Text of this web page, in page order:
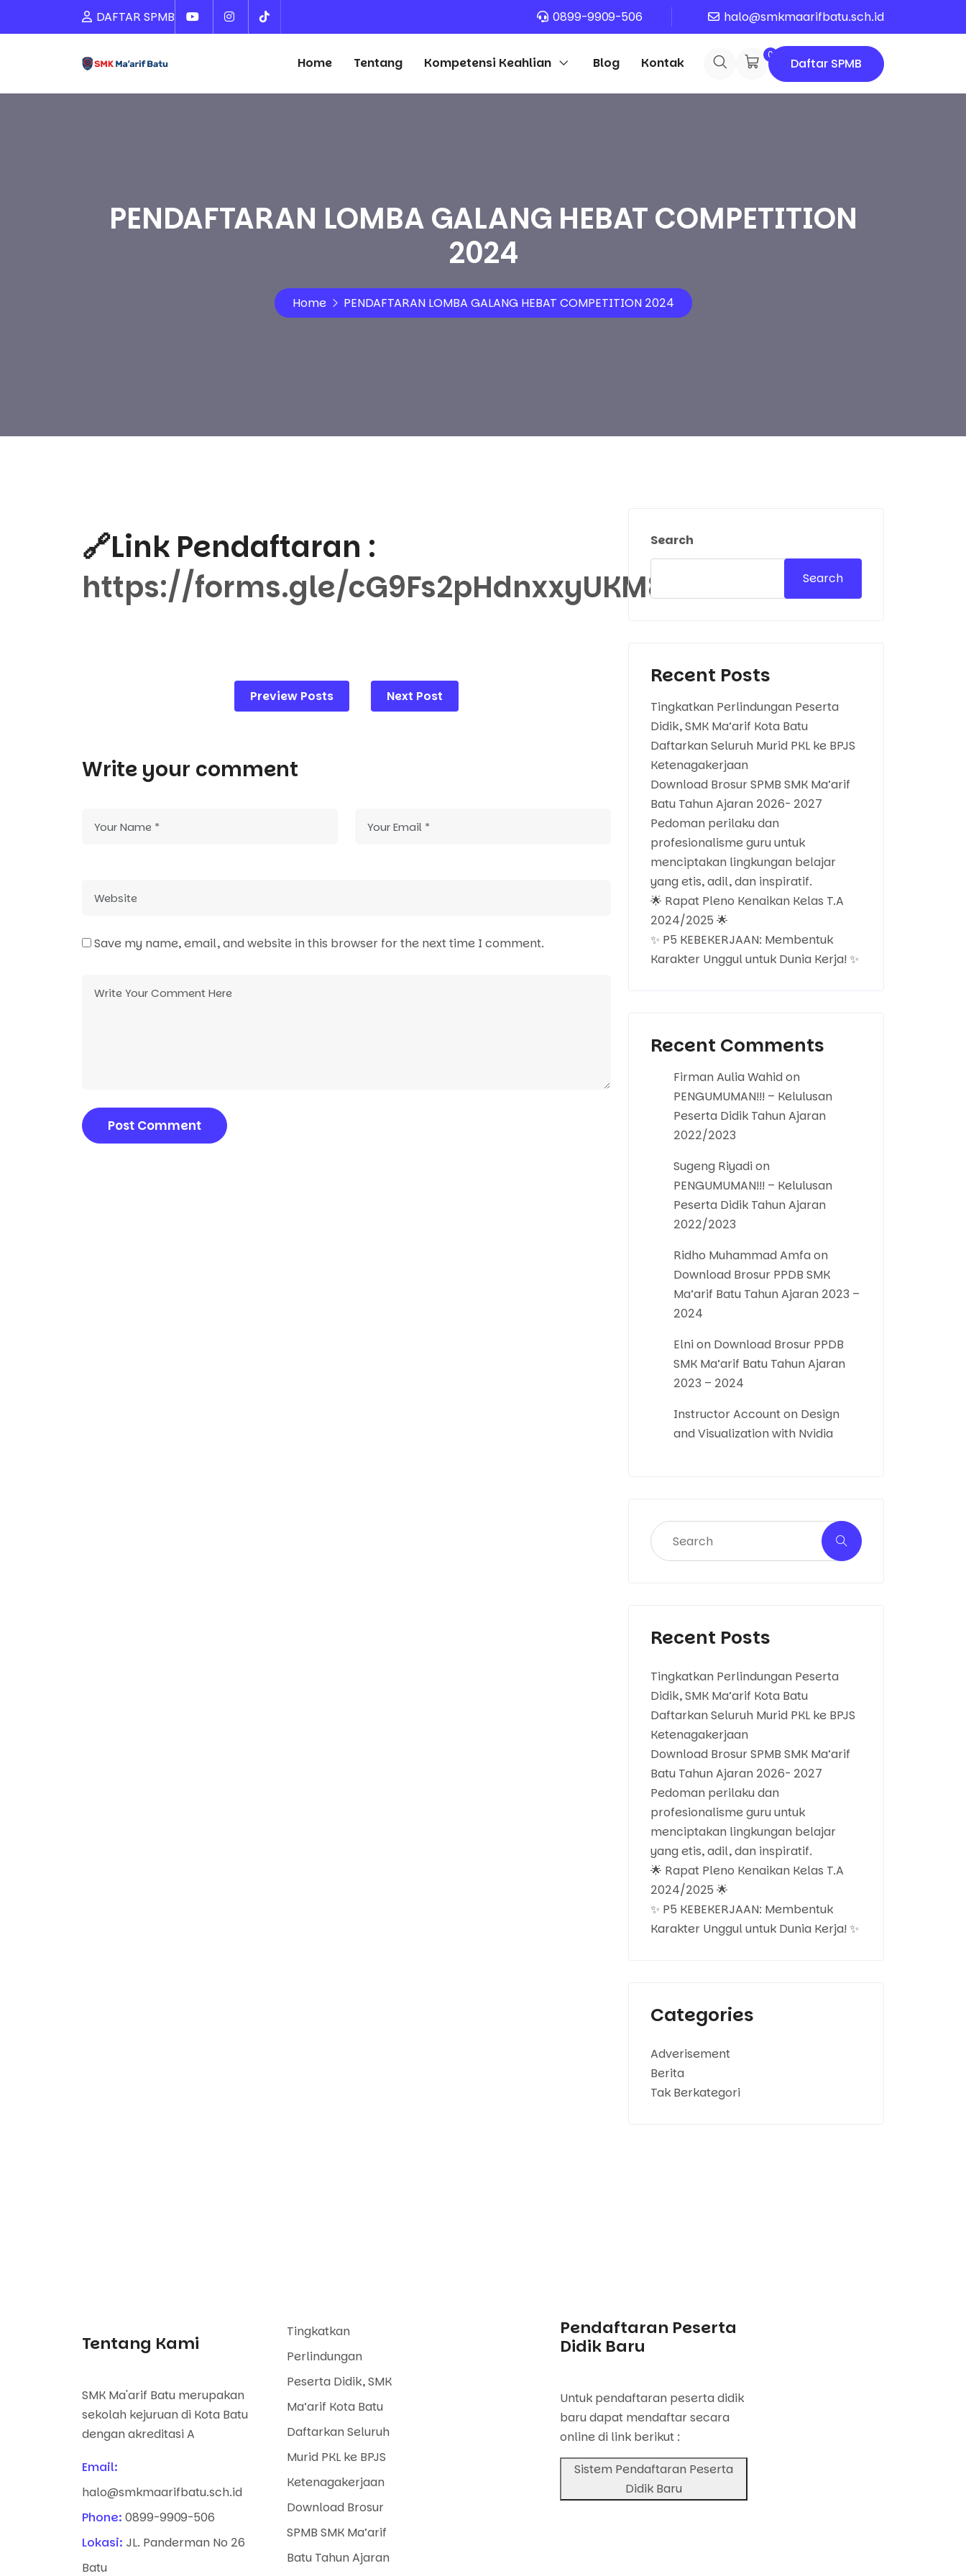
DAFTAR SPMB 0899-9909-506 halo@smkmaarifbatu.sch.id
Home Tentang Kompetensi Keahlian Blog Kontak 0
Daftar SPMB
PENDAFTARAN LOMBA GALANG HEBAT COMPETITION
2024
Home PENDAFTARAN LOMBA GALANG HEBAT COMPETITION 2024
🔗Link Pendaftaran :
https://forms.gle/cG9Fs2pHdnxxyUKM8
Preview Posts Next Post
Write your comment
Save my name, email, and website in this browser for the next time I comment.
Search
Search
Recent Posts
Tingkatkan Perlindungan Peserta
Didik, SMK Ma’arif Kota Batu
Daftarkan Seluruh Murid PKL ke BPJS
Ketenagakerjaan
Download Brosur SPMB SMK Ma’arif
Batu Tahun Ajaran 2026- 2027
Pedoman perilaku dan
profesionalisme guru untuk
menciptakan lingkungan belajar
yang etis, adil, dan inspiratif.
🌟 Rapat Pleno Kenaikan Kelas T.A
2024/2025 🌟
✨ P5 KEBEKERJAAN: Membentuk
Karakter Unggul untuk Dunia Kerja! ✨
Recent Comments
Firman Aulia Wahidon
PENGUMUMAN!!! – Kelulusan
Peserta Didik Tahun Ajaran
2022/2023
Sugeng Riyadion
PENGUMUMAN!!! – Kelulusan
Peserta Didik Tahun Ajaran
2022/2023
Ridho Muhammad Amfaon
Download Brosur PPDB SMK
Ma’arif Batu Tahun Ajaran 2023 –
2024
Elnion Download Brosur PPDB
SMK Ma’arif Batu Tahun Ajaran
2023 – 2024
Instructor Accounton Design
and Visualization with Nvidia
Recent Posts
Tingkatkan Perlindungan Peserta
Didik, SMK Ma’arif Kota Batu
Daftarkan Seluruh Murid PKL ke BPJS
Ketenagakerjaan
Download Brosur SPMB SMK Ma’arif
Batu Tahun Ajaran 2026- 2027
Pedoman perilaku dan
profesionalisme guru untuk
menciptakan lingkungan belajar
yang etis, adil, dan inspiratif.
🌟 Rapat Pleno Kenaikan Kelas T.A
2024/2025 🌟
✨ P5 KEBEKERJAAN: Membentuk
Karakter Unggul untuk Dunia Kerja! ✨
Categories
Adverisement
Berita
Tak Berkategori
Tentang Kami
SMK Ma'arif Batu merupakan
sekolah kejuruan di Kota Batu
dengan akreditasi A
Email:
halo@smkmaarifbatu.sch.id
Phone: 0899-9909-506
Lokasi: JL. Panderman No 26
Batu
Tingkatkan
Perlindungan
Peserta Didik, SMK
Ma’arif Kota Batu
Daftarkan Seluruh
Murid PKL ke BPJS
Ketenagakerjaan
Download Brosur
SPMB SMK Ma’arif
Batu Tahun Ajaran
Pendaftaran Peserta
Didik Baru
Untuk pendaftaran peserta didik
baru dapat mendaftar secara
online di link berikut :
Sistem Pendaftaran Peserta
Didik Baru